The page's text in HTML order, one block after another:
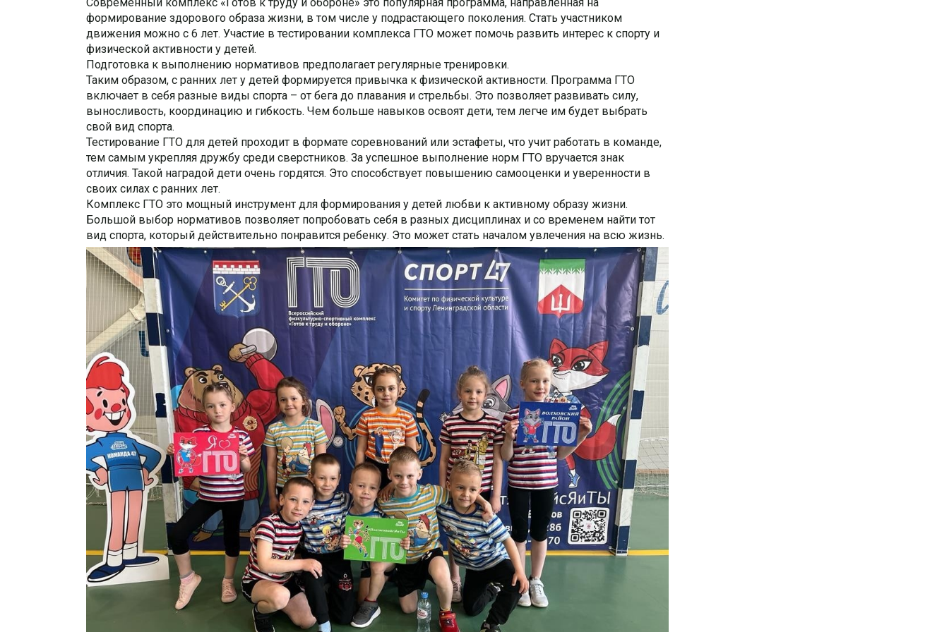
формирование здорового образа жизни, в том числе у подрастающего поколения. Стать участником
движения можно с 6 лет. Участие в тестировании комплекса ГТО может помочь развить интерес к спорту и
физической активности у детей.
Подготовка к выполнению нормативов предполагает регулярные тренировки.
Таким образом, с ранних лет у детей формируется привычка к физической активности. Программа ГТО
включает в себя разные виды спорта – от бега до плавания и стрельбы. Это позволяет развивать силу,
выносливость, координацию и гибкость. Чем больше навыков освоят дети, тем легче им будет выбрать
свой вид спорта.
Тестирование ГТО для детей проходит в формате соревнований или эстафеты, что учит работать в команде,
тем самым укрепляя дружбу среди сверстников. За успешное выполнение норм ГТО вручается знак
отличия. Такой наградой дети очень гордятся. Это способствует повышению самооценки и уверенности в
своих силах с ранних лет.
Комплекс ГТО это мощный инструмент для формирования у детей любви к активному образу жизни.
Большой выбор нормативов позволяет попробовать себя в разных дисциплинах и со временем найти тот
вид спорта, который действительно понравится ребенку. Это может стать началом увлечения на всю жизнь.